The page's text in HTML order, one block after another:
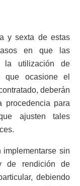
y sexta de estas
en que las
la utilización de
que ocasione el
deberán
procedencia para
ajusten tales
implementarse sin
de rendición de
debiendo